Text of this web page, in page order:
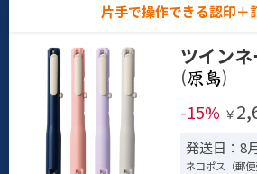
片手で操作できる認印＋
ツイン
(
)
-15% ￥
発送日：8
ネコポス（郵便